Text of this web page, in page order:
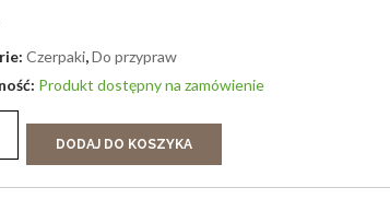
Czerpaki,Do przypraw
Produkt dostępny na zamówienie
DODAJ DO KOSZYKA